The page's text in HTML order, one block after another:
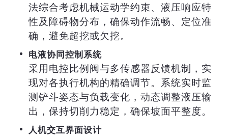
法综合考虑机械运动学约束、液压响应特
性及障碍物分布，确保动作流畅、定位准
确，避免超挖或欠挖。
电液协同控制系统
采用电控比例阀与多传感器反馈机制，实
现对各执行机构的精确调节。系统实时监
测铲斗姿态与负载变化，动态调整液压输
出，保持切削力稳定，确保坡面平整度。
人机交互界面设计